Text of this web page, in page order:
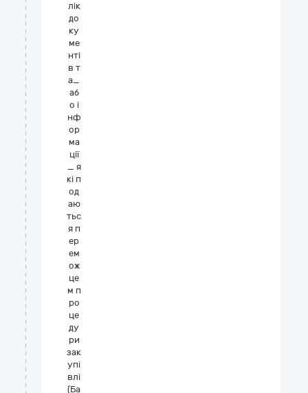
лік
до
ку
ме
нті
в т
а_
аб
о і
нф
ор
ма
ції
_ я
кі п
од
аю
тьс
я п
ер
ем
ож
це
м п
ро
це
ду
ри
зак
упі
влі
(Ба